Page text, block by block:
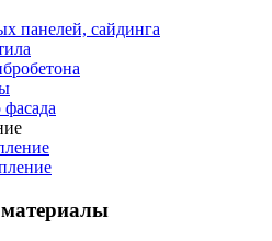
панелей, сайдинга